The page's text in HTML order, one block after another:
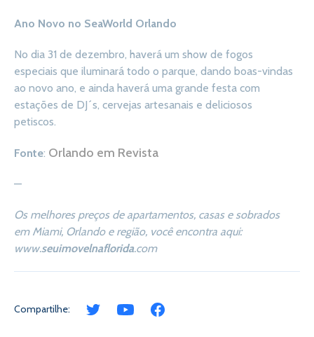
Ano Novo no SeaWorld Orlando
No dia 31 de dezembro, haverá um show de fogos
especiais que iluminará todo o parque, dando boas-vindas
ao novo ano, e ainda haverá uma grande festa com
estações de DJ´s, cervejas artesanais e deliciosos
petiscos.
Fonte: Orlando em Revista
—
Os melhores preços de apartamentos, casas e sobrados
em Miami, Orlando e região, você encontra aqui:
www.seuimovelnaflorida.com
Compartilhe: